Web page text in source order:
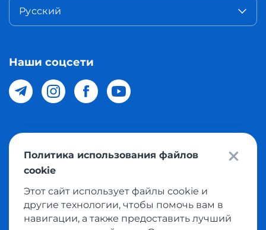
Русский
Наши соцсети
© 2026 Meest Shopping доставка покупок с интернет
магазинов мира в Узбекистан. Все права защищены
Политика конфиденциальности
Публичная оферта
Политика использования файлов
cookie
Этот сайт использует файлы cookie и
другие технологии, чтобы помочь вам в
навигации, а также предоставить лучший